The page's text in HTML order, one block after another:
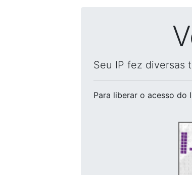
Seu IP fez diversas
Para liberar o acesso do